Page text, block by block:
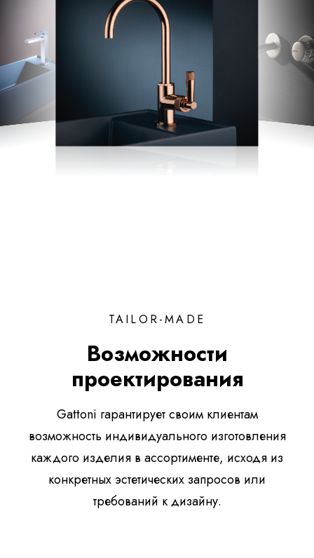
TAILOR-MADE
Возможности
проектирования
Gattoni гарантирует своим клиентам
возможность индивидуального изготовления
каждого изделия в ассортименте, исходя из
конкретных эстетических запросов или
требований к дизайну.